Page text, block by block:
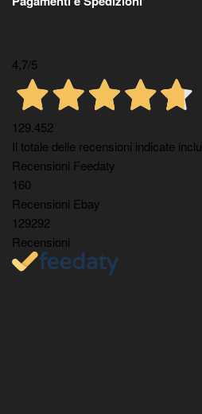
4,7/5
129.452
Il totale delle recensioni indicate
Recensioni Feedaty
160
Recensioni Ebay
129292
Recensioni